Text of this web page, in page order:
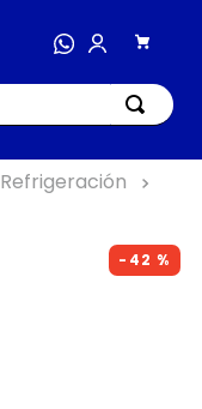
Refrigeración
- 42 %